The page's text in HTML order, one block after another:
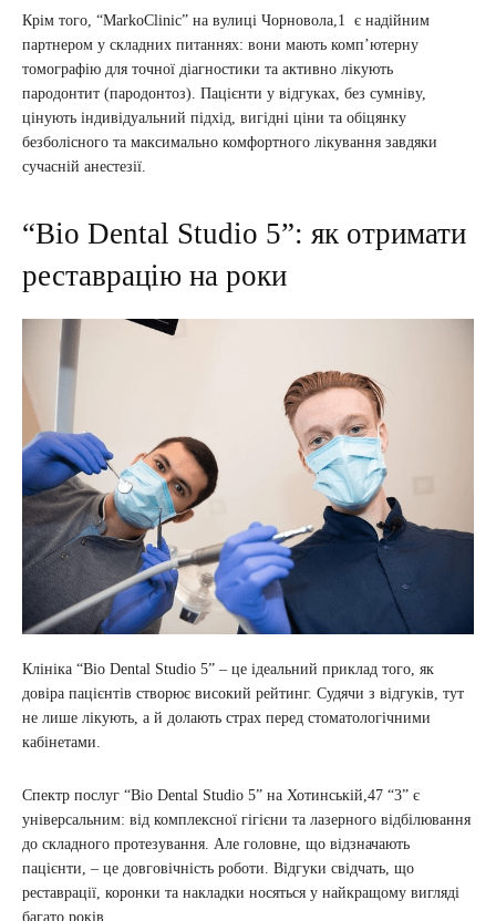
Крім того, “MarkoClinic” на вулиці Чорновола,1 є надійним
партнером у складних питаннях: вони мають комп’ютерну
томографію для точної діагностики та активно лікують
пародонтит (пародонтоз). Пацієнти у відгуках, без сумніву,
цінують індивідуальний підхід, вигідні ціни та обіцянку
безболісного та максимально комфортного лікування завдяки
сучасній анестезії.
“Bio Dental Studio 5”: як отримати
реставрацію на роки
Клініка “Bio Dental Studio 5” – це ідеальний приклад того, як
довіра пацієнтів створює високий рейтинг. Судячи з відгуків, тут
не лише лікують, а й долають страх перед стоматологічними
кабінетами.
Спектр послуг “Bio Dental Studio 5” на Хотинській,47 “3” є
універсальним: від комплексної гігієни та лазерного відбілювання
до складного протезування. Але головне, що відзначають
пацієнти, – це довговічність роботи. Відгуки свідчать, що
реставрації, коронки та накладки носяться у найкращому вигляді
багато років.